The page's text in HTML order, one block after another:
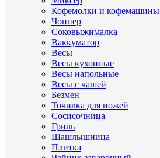
Кофемолки и кофемашины
Чоппер
Соковыжималка
Ваккуматор
Весы
Весы кухонные
Весы напольные
Весы с чашей
Безмен
Точилка для ножей
Сосисочница
Гриль
Шашлышница
Плитка